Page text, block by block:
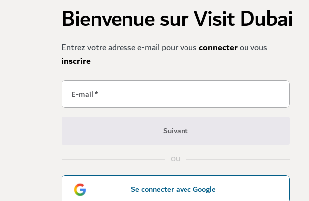
Bienvenue sur Visit Dubai
Entrez votre adresse e-mail pour vousconnecterou vous
inscrire
E-mail*
Suivant
OU
Se connecter avec Google